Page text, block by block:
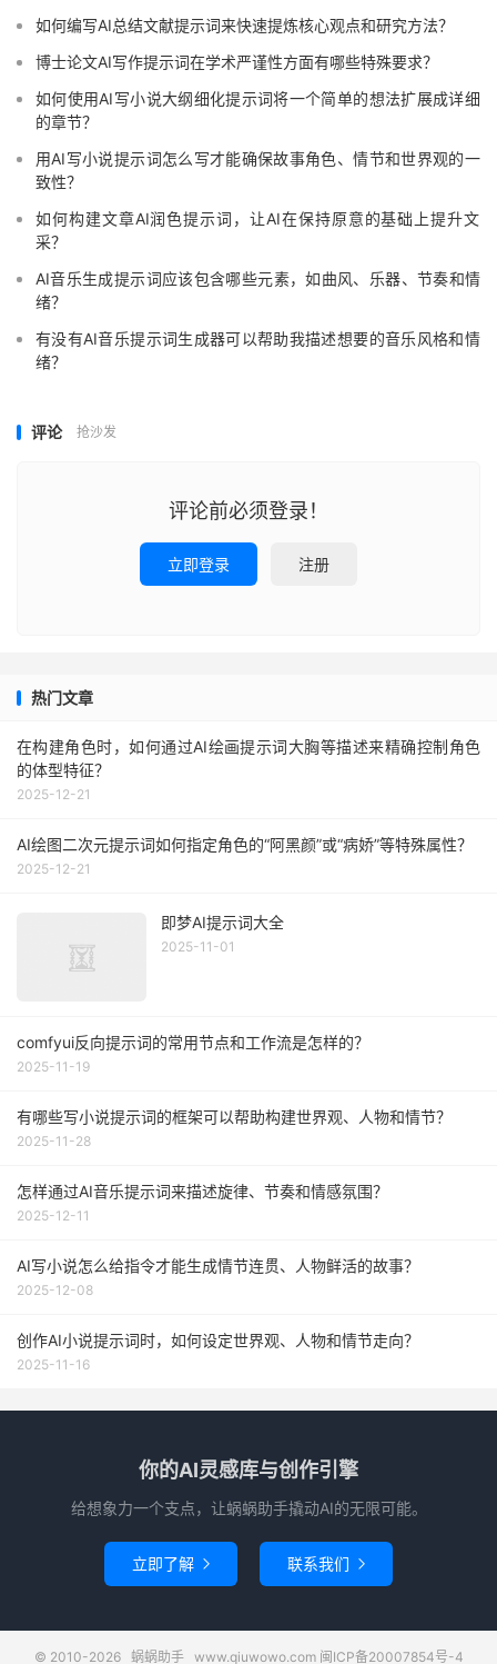
如何编写AI总结文献提示词来快速提炼核心观点和研究方法？
博士论文AI写作提示词在学术严谨性方面有哪些特殊要求？
如何使用AI写小说大纲细化提示词将一个简单的想法扩展成详细
的章节？
用AI写小说提示词怎么写才能确保故事角色、情节和世界观的一
致性？
如何构建文章AI润色提示词，让AI在保持原意的基础上提升文
采？
AI音乐生成提示词应该包含哪些元素，如曲风、乐器、节奏和情
绪？
有没有AI音乐提示词生成器可以帮助我描述想要的音乐风格和情
绪？
评论 抢沙发
评论前必须登录！
立即登录 注册
热门文章
在构建角色时，如何通过AI绘画提示词大胸等描述来精确控制角色
的体型特征？
2025-12-21
AI绘图二次元提示词如何指定角色的“阿黑颜”或“病娇”等特殊属性？
2025-12-21
即梦AI提示词大全
2025-11-01
comfyui反向提示词的常用节点和工作流是怎样的？
2025-11-19
有哪些写小说提示词的框架可以帮助构建世界观、人物和情节？
2025-11-28
怎样通过AI音乐提示词来描述旋律、节奏和情感氛围？
2025-12-11
AI写小说怎么给指令才能生成情节连贯、人物鲜活的故事？
2025-12-08
创作AI小说提示词时，如何设定世界观、人物和情节走向？
2025-11-16
你的AI灵感库与创作引擎
给想象力一个支点，让蜗蜗助手撬动AI的无限可能。
立即了解  联系我们 
© 2010-2026 蜗蜗助手www.qiuwowo.com 闽ICP备20007854号-4